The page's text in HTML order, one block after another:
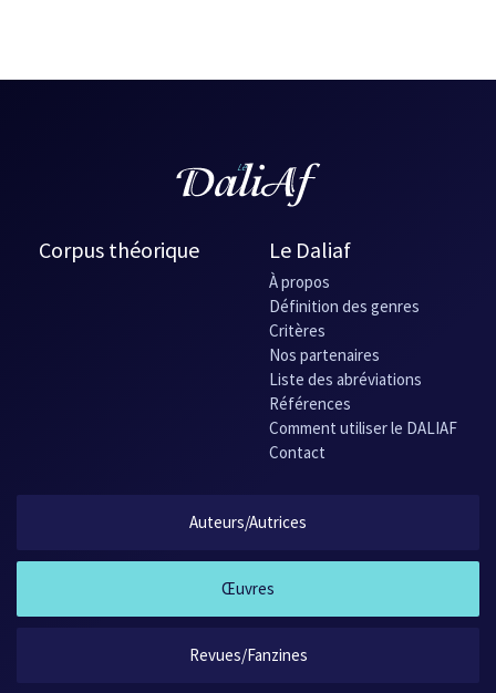
nouvelle
Corpus théorique Le Daliaf
À propos
Définition des genres
Critères
Nos partenaires
Liste des abréviations
Références
Comment utiliser le DALIAF
Contact
Auteurs/Autrices
Œuvres
Revues/Fanzines